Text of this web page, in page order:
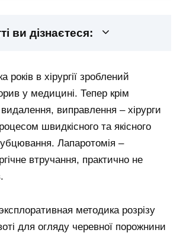
ви дізнаєтеся:
років в хірургії зроблений
у медицині. Тепер крім
виправлення – хірурги
швидкісного та якісного
Лапаротомія –
втручання, практично не
методика розрізу
для огляду черевної порожнини